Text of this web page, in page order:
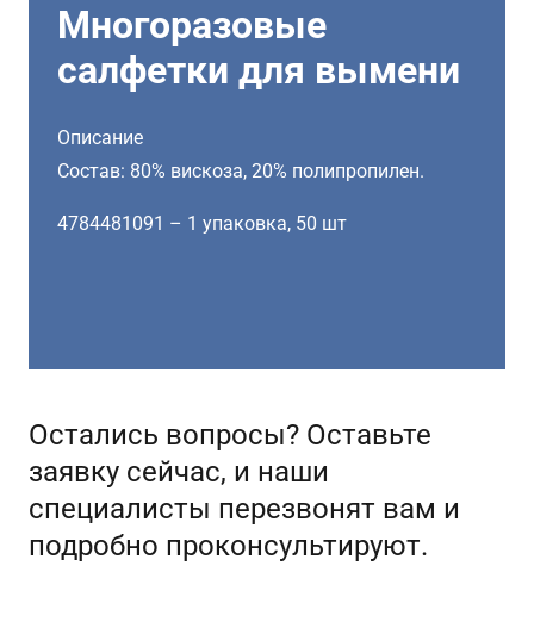
Многоразовые
салфетки для вымени
Описание
Состав: 80% вискоза, 20% полипропилен.
4784481091 – 1 упаковка, 50 шт
Остались вопросы? Оставьте
заявку сейчас, и наши
специалисты перезвонят вам и
подробно проконсультируют.